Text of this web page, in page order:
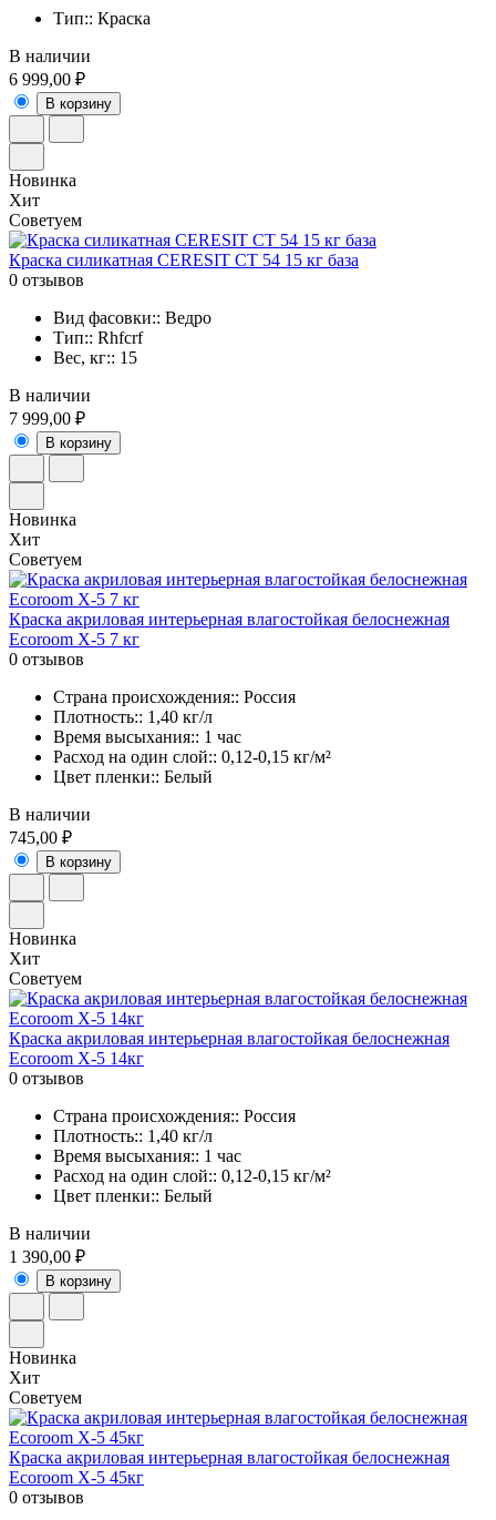
Тип:: Краска
В наличии
6 999,00 ₽
В корзину
Новинка
Хит
Советуем
Краска силикатная CERESIT CT 54 15 кг база
0 отзывов
Вид фасовки:: Ведро
Тип:: Rhfcrf
Вес, кг:: 15
В наличии
7 999,00 ₽
В корзину
Новинка
Хит
Советуем
Краска акриловая интерьерная влагостойкая белоснежная
Ecoroom X-5 7 кг
0 отзывов
Страна происхождения:: Россия
Плотность:: 1,40 кг/л
Время высыхания:: 1 час
Расход на один слой:: 0,12-0,15 кг/м²
Цвет пленки:: Белый
В наличии
745,00 ₽
В корзину
Новинка
Хит
Советуем
Краска акриловая интерьерная влагостойкая белоснежная
Ecoroom X-5 14кг
0 отзывов
Страна происхождения:: Россия
Плотность:: 1,40 кг/л
Время высыхания:: 1 час
Расход на один слой:: 0,12-0,15 кг/м²
Цвет пленки:: Белый
В наличии
1 390,00 ₽
В корзину
Новинка
Хит
Советуем
Краска акриловая интерьерная влагостойкая белоснежная
Ecoroom X-5 45кг
0 отзывов